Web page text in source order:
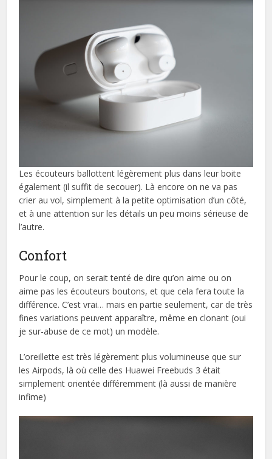
Les écouteurs ballottent légèrement plus dans leur boite
également (il suffit de secouer). Là encore on ne va pas
crier au vol, simplement à la petite optimisation d’un côté,
et à une attention sur les détails un peu moins sérieuse de
l’autre.
Confort
Pour le coup, on serait tenté de dire qu’on aime ou on
aime pas les écouteurs boutons, et que cela fera toute la
différence. C’est vrai… mais en partie seulement, car de très
fines variations peuvent apparaître, même en clonant (oui
je sur-abuse de ce mot) un modèle.
L’oreillette est très légèrement plus volumineuse que sur
les Airpods, là où celle des Huawei Freebuds 3 était
simplement orientée différemment (là aussi de manière
infime)